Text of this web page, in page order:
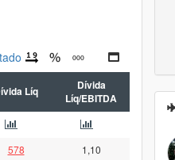
Líq
Dívida
Líq/EBITDA
578 1,10